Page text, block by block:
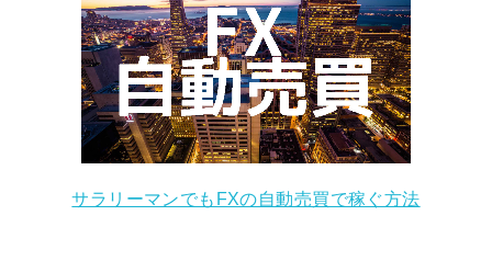
サラリーマンでもFXの自動売買で稼ぐ方法